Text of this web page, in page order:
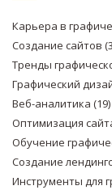
Карьера в
Создание сайтов
Тренды
Графический
Веб-аналитика (19)
Оптимизация
Обучение
Создание
Инструменты для